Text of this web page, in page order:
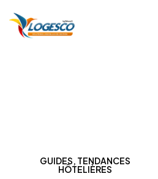
GUIDES, TENDANCES
HÔTELIÈRES